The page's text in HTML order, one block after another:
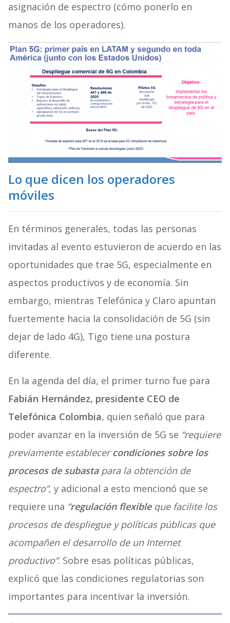
asignación de espectro (cómo ponerlo en
manos de los operadores).
Lo que dicen los operadores
móviles
En términos generales, todas las personas
invitadas al evento estuvieron de acuerdo en las
oportunidades que trae 5G, especialmente en
aspectos productivos y de economía. Sin
embargo, mientras Telefónica y Claro apuntan
fuertemente hacia la consolidación de 5G (sin
dejar de lado 4G), Tigo tiene una postura
diferente.
En la agenda del día, el primer turno fue para
Fabián Hernández, presidente CEO de
Telefónica Colombia, quien señaló que para
poder avanzar en la inversión de 5G se “requiere
previamente establecercondiciones sobre los
procesos de subastapara la obtención de
espectro”, y adicional a esto mencionó que se
requiere una “regulación flexibleque facilite los
procesos de despliegue y políticas públicas que
acompañen el desarrollo de un Internet
productivo”. Sobre esas políticas públicas,
explicó que las condiciones regulatorias son
importantes para incentivar la inversión.